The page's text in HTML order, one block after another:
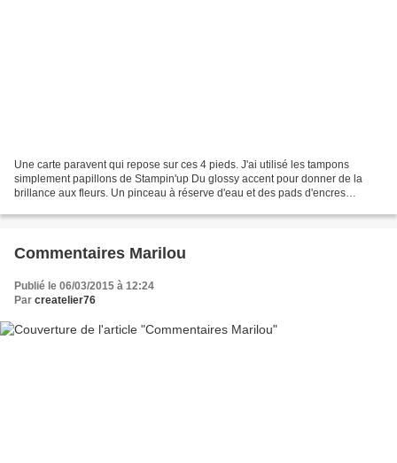
Une carte paravent qui repose sur ces 4 pieds. J'ai utilisé les tampons
simplement papillons de Stampin'up Du glossy accent pour donner de la
brillance aux fleurs. Un pinceau à réserve d'eau et des pads d'encres
Commentaires Marilou
Publié le 06/03/2015 à 12:24
Par createlier76